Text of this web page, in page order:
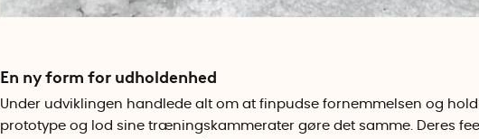
En ny form for udholdenhed
Under udviklingen handlede alt om at finpudse fornemmelsen og
prototype og lod sine træningskammerater gøre det samme. Deres